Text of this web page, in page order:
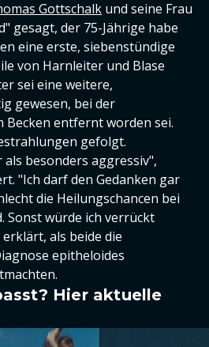
Gottschalk und seine Frau
gesagt, der 75-Jährige habe
eine erste, siebenstündige
von Harnleiter und Blase
sei eine weitere,
gewesen, bei der
Becken entfernt worden sei.
gefolgt.
besonders aggressiv",
"Ich darf den Gedanken gar
die Heilungschancen bei
Sonst würde ich verrückt
als beide die
epitheloides
Hier aktuelle